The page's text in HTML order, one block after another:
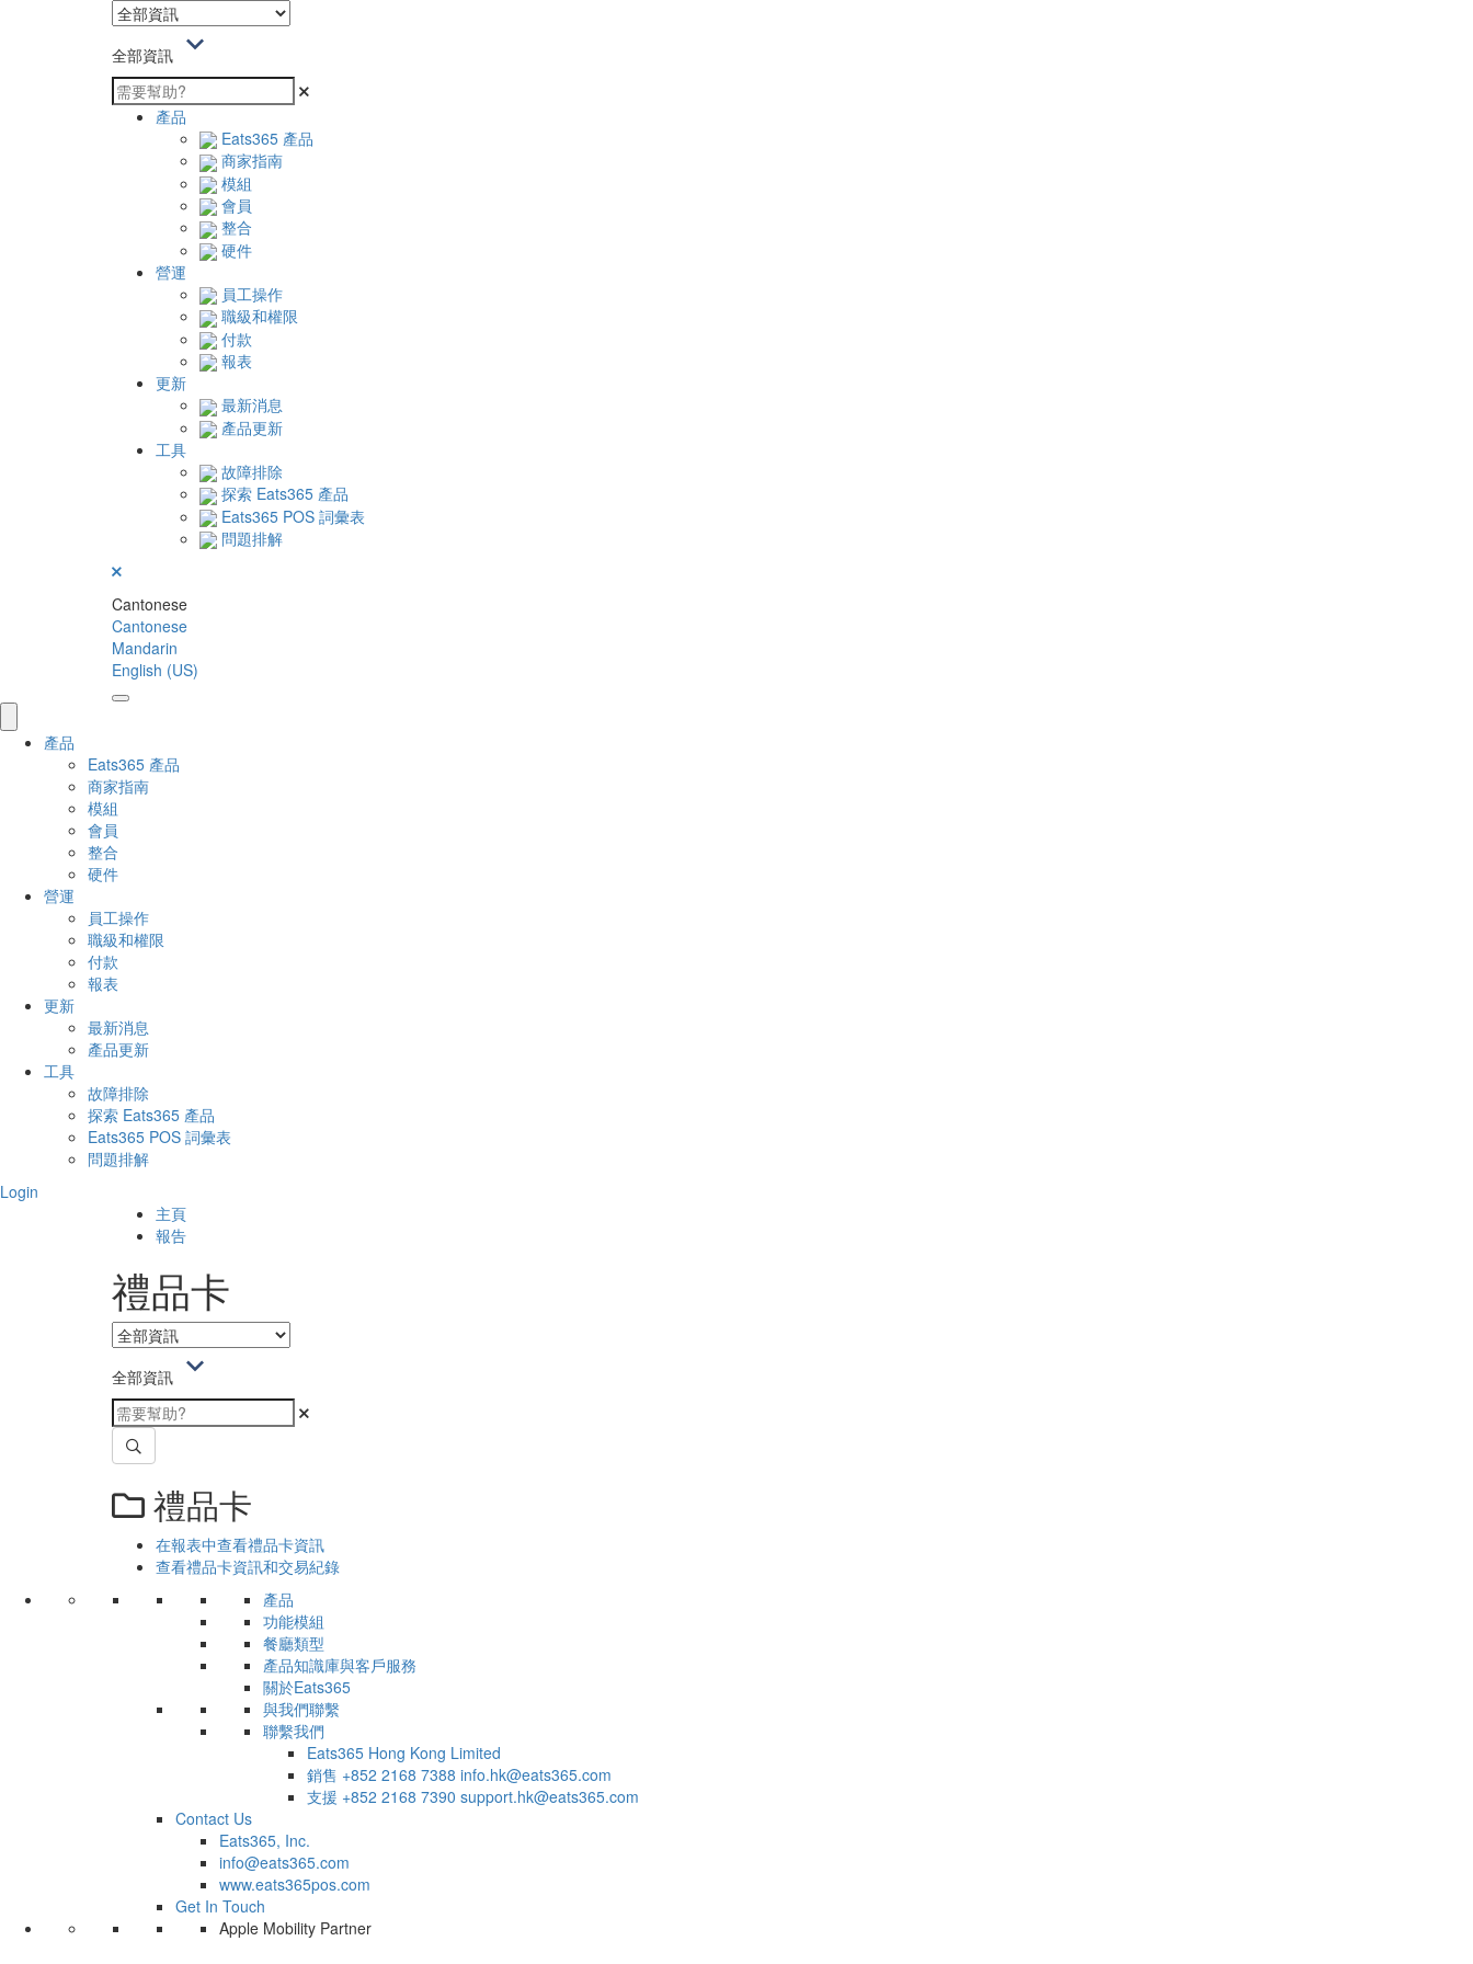
全部資訊
產品
Eats365 產品
商家指南
模組
會員
整合
硬件
營運
員工操作
職級和權限
付款
報表
更新
最新消息
產品更新
工具
故障排除
探索 Eats365 產品
Eats365 POS 詞彙表
問題排解
Cantonese
Cantonese
Mandarin
English (US)
產品
Eats365 產品
商家指南
模組
會員
整合
硬件
營運
員工操作
職級和權限
付款
報表
更新
最新消息
產品更新
工具
故障排除
探索 Eats365 產品
Eats365 POS 詞彙表
問題排解
Login
主頁
報告
禮品卡
全部資訊
禮品卡
在報表中查看禮品卡資訊
查看禮品卡資訊和交易紀錄
產品
功能模組
餐廳類型
產品知識庫與客戶服務
關於Eats365
與我們聯繫
聯繫我們
Eats365 Hong Kong Limited
銷售 +852 2168 7388 info.hk@eats365.com
支援 +852 2168 7390 support.hk@eats365.com
Contact Us
Eats365, Inc.
info@eats365.com
www.eats365pos.com
Get In Touch
Apple Mobility Partner